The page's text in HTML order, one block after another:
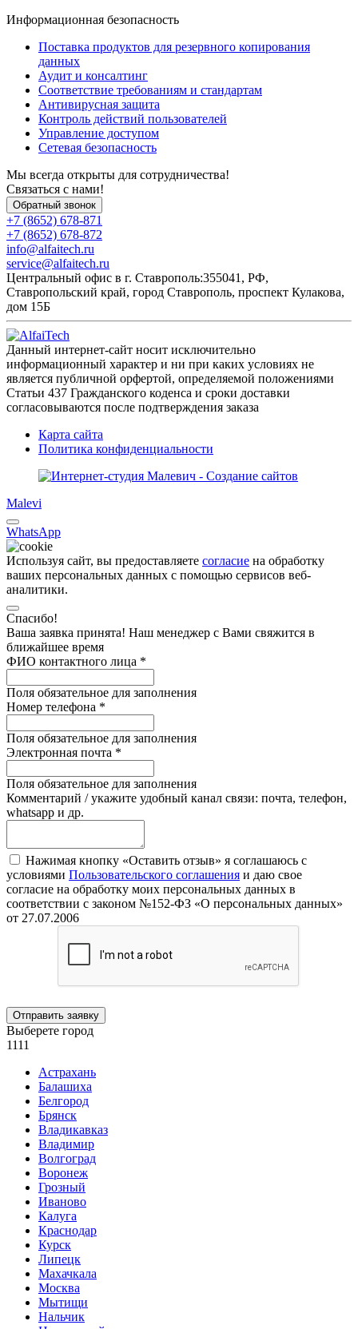
Информационная безопасность
Поставка продуктов для резервного копирования
данных
Аудит и консалтинг
Соответствие требованиям и стандартам
Антивирусная защита
Контроль действий пользователей
Управление доступом
Сетевая безопасность
Мы всегда открыты для сотрудничества!
Связаться с нами!
Обратный звонок
+7 (8652) 678-871
+7 (8652) 678-872
info@alfaitech.ru
service@alfaitech.ru
Центральный офис в г. Ставрополь:355041, РФ,
Ставропольский край, город Ставрополь, проспект Кулакова,
дом 15Б
Данный интернет-сайт носит исключительно
информационный характер и ни при каких условиях не
является публичной орфертой, определяемой положениями
Статьи 437 Гражданского коденса и сроки доставки
согласовываются после подтверждения заказа
Карта сайта
Политика конфиденциальности
Malevi
WhatsApp
Используя сайт, вы предоставляете согласие на обработку
ваших персональных данных с помощью сервисов веб-
аналитики.
Спасибо!
Ваша заявка принята! Наш менеджер с Вами свяжится в
ближайшее время
ФИО контактного лица *
Поля обязательное для заполнения
Номер телефона *
Поля обязательное для заполнения
Электронная почта *
Поля обязательное для заполнения
Комментарий / укажите удобный канал связи: почта, телефон,
whatsapp и др.
Нажимая кнопку «Оставить отзыв» я соглашаюсь с
условиями Пользовательского соглашения и даю свое
согласие на обработку моих персональных данных в
соответствии с законом №152-ФЗ «О персональных данных»
от 27.07.2006
Отправить заявку
Выберете город
1111
Астрахань
Балашиха
Белгород
Брянск
Владикавказ
Владимир
Волгоград
Воронеж
Грозный
Иваново
Калуга
Краснодар
Курск
Липецк
Махачкала
Москва
Мытищи
Нальчик